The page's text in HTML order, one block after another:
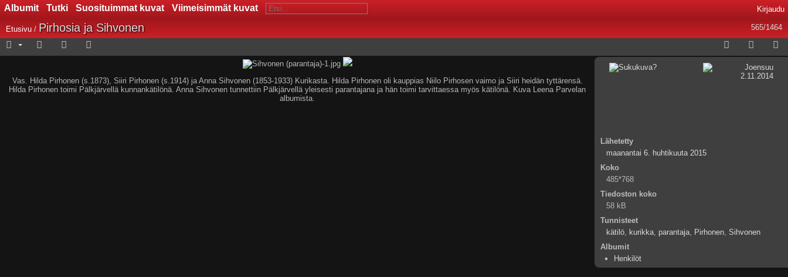
Albumit Tutki Suosituimmat kuvat Viimeisimmät kuvat Kirjaudu
565/1464
Etusivu / Pirhosia ja Sihvonen
Vas. Hilda Pirhonen (s.1873), Siiri Pirhonen (s.1914) ja Anna Sihvonen (1853-1933) Kurikasta. Hilda Pirhonen oli kauppias Niilo Pirhosen vaimo ja Siiri heidän tyttärensä.
Hilda Pirhonen toimi Pälkjärvellä kunnankätilönä. Anna Sihvonen tunnettiin Pälkjärvellä yleisesti parantajana ja hän toimi tarvittaessa myös kätilönä. Kuva Leena Parvelan
albumista.
Lähetetty
maanantai 6. huhtikuuta 2015
Koko
485*768
Tiedoston koko
58 kB
Tunnisteet
kätilö, kurikka, parantaja, Pirhonen, Sihvonen
Albumit
Henkilöt